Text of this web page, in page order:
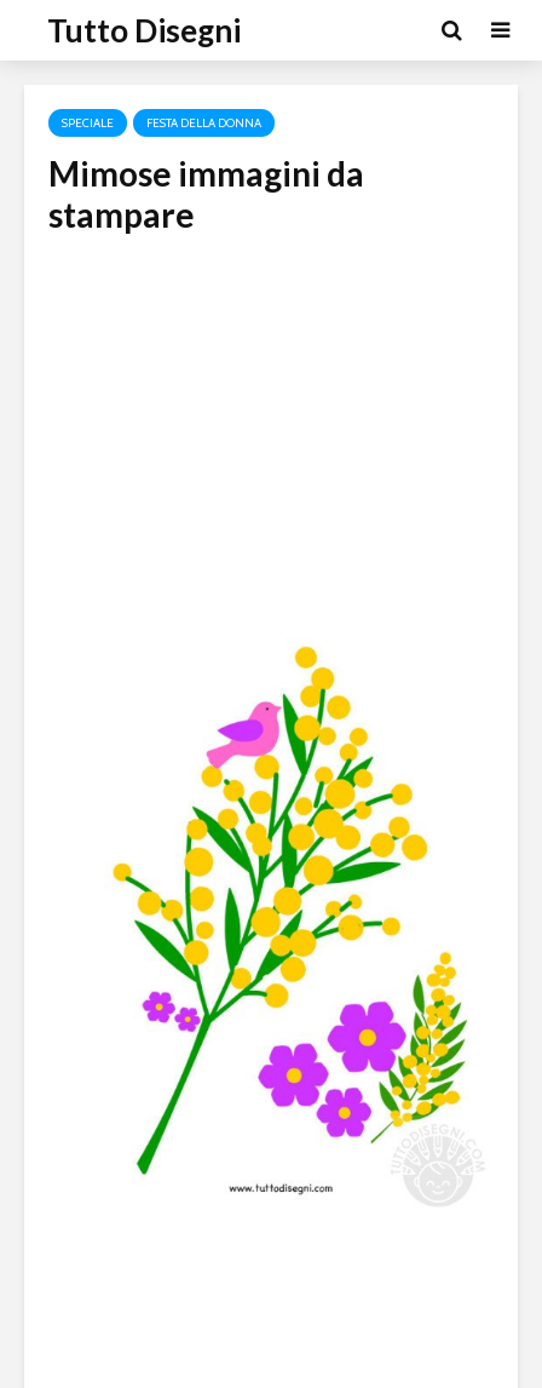
Tutto Disegni
SPECIALE FESTA DELLA DONNA
Mimose immagini da
stampare